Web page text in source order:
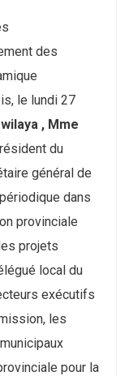
des
le lundi 27
, Mme
du
général de
dans
provinciale
projets
local du
exécutifs
les
pour la